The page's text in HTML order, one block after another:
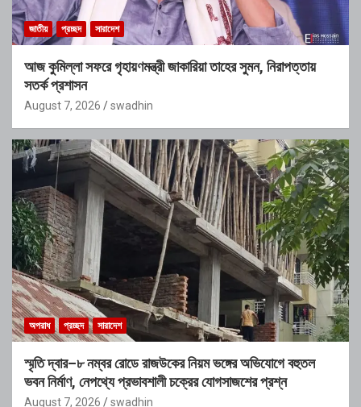
জাতীয় প্রচ্ছদ সারাদেশ
আজ কুমিল্লা সফরে গৃহায়ণমন্ত্রী জাকারিয়া তাহের সুমন, নিরাপত্তায়
সতর্ক প্রশাসন
August 7, 2026 swadhin
অপরাধ প্রচ্ছদ সারাদেশ
স্মৃতি দ্বার–৮ নম্বর রোডে রাজউকের নিয়ম ভঙ্গের অভিযোগে বহুতল
ভবন নির্মাণ, নেপথ্যে প্রভাবশালী চক্রের যোগসাজশের প্রশ্ন
August 7, 2026 swadhin